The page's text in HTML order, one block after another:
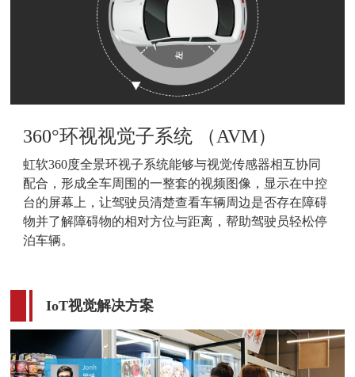
360°环视视觉子系统 （AVM）
虹软360度全景环视子系统能够与视觉传感器相互协同
配合，形成全车周围的一整套的视频图像，显示在中控
台的屏幕上，让驾驶员清楚查看车辆周边是否存在障碍
物并了解障碍物的相对方位与距离，帮助驾驶员轻松停
泊车辆。
IoT视觉解决方案